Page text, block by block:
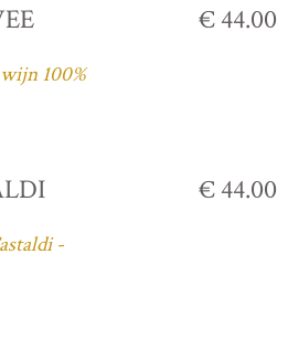
100%
€ 44.00
-
€ 44.00